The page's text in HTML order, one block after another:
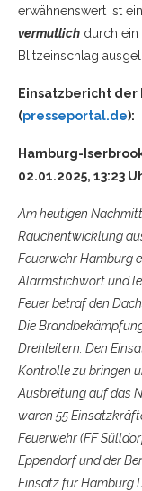
erwähnenswert ist
vermutlich durch ein
Blitzeinschlag
Einsatzbericht der
(presseportal.de):
Hamburg-
02.01.2025, 13:23
Am heutigen
Rauchentwicklung
Feuerwehr Hamburg
Alarmstichwort und
Feuer betraf den
Die
Drehleitern. Den
Kontrolle zu bringen
Ausbreitung auf das
waren 55
Feuerwehr (FF
Eppendorf und der
Einsatz für